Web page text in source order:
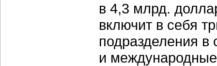
в 4,3 млрд.
включит в себя
подразделения в
и